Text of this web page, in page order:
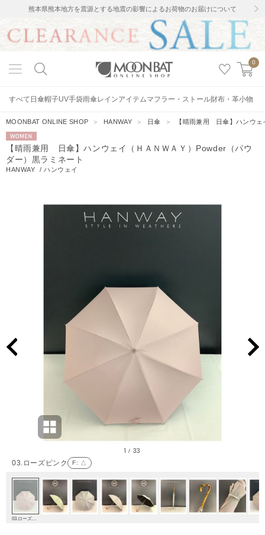
熊本県熊本地方を震源とする地震の影響によるお荷物のお届けについて
0
すべて 日傘帽子UV手袋雨傘レインアイテムマフラー・ストール財布・革小物
MOONBAT ONLINE SHOP ＞ HANWAY ＞ 日傘 ＞ 【晴雨兼用 日傘】ハンウ
WOMEN
【晴雨兼用 日傘】ハンウェイ（ＨＡＮＷＡＹ）Powder（パウ
ダー）黒ラミネート
HANWAY /ハンウェイ
03.ローズピンク F: △
1 / 33